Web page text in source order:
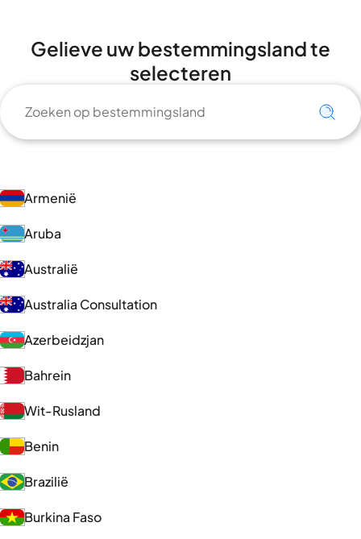
Gelieve uw bestemmingsland te
selecteren
Armenië
Aruba
Australië
Australia Consultation
Azerbeidzjan
Bahrein
Wit-Rusland
Benin
Brazilië
Burkina Faso